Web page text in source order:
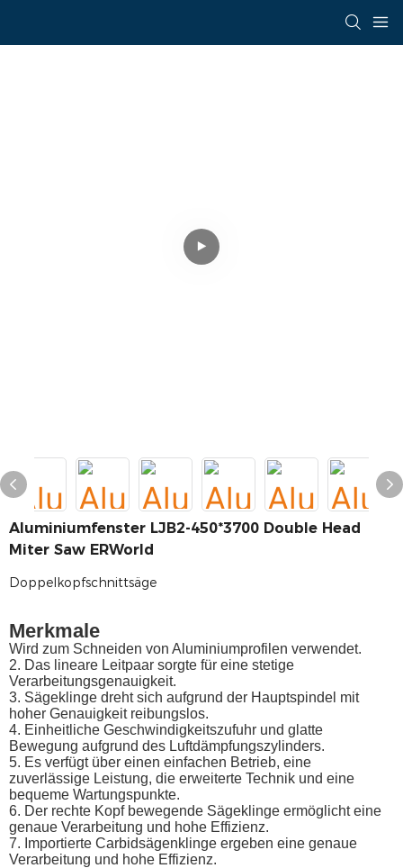
Aluminiumfenster LJB2-450*3700 Double Head
Miter Saw ERWorld
Doppelkopfschnittsäge
Merkmale
Wird zum Schneiden von Aluminiumprofilen verwendet.
2. Das lineare Leitpaar sorgte für eine stetige
Verarbeitungsgenauigkeit.
3. Sägeklinge dreht sich aufgrund der Hauptspindel mit
hoher Genauigkeit reibungslos.
4. Einheitliche Geschwindigkeitszufuhr und glatte
Bewegung aufgrund des Luftdämpfungszylinders.
5. Es verfügt über einen einfachen Betrieb, eine
zuverlässige Leistung, die erweiterte Technik und eine
bequeme Wartungspunkte.
6. Der rechte Kopf bewegende Sägeklinge ermöglicht eine
genaue Verarbeitung und hohe Effizienz.
7. Importierte Carbidsägenklinge ergeben eine genaue
Verarbeitung und hohe Effizienz.